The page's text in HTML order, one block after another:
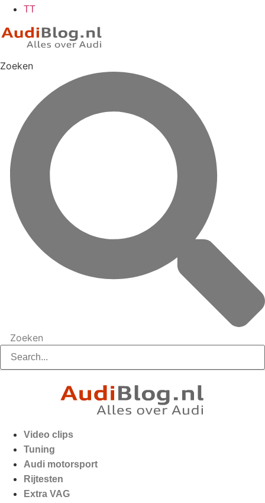
TT
Zoeken
Zoeken
Video clips
Tuning
Audi motorsport
Rijtesten
Extra VAG